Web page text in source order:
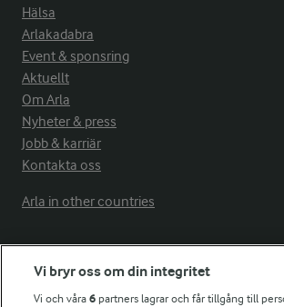
Hälsa
Arlakadabra
Event & sponsring
Aktuellt
Om Arla
Nyheter & press
Jobb & karriär
Kontakta oss
Arla in other countries
Fler Arlasajter
Vi bryr oss om din integritet
Vi och våra6 partners lagrar och får tillgång till